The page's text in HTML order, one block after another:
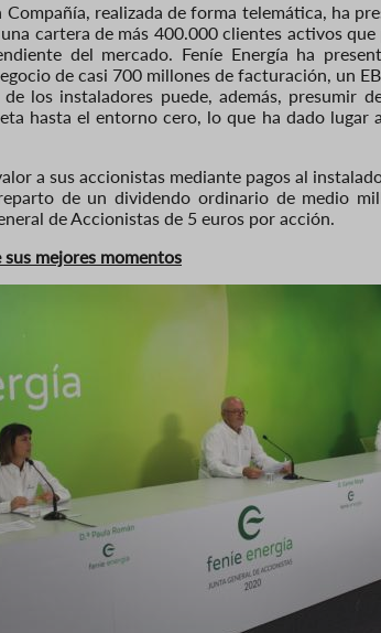
Compañía, realizada de forma telemática, ha
cartera de más 400.000 clientes activos que
del mercado. Feníe Energía ha
de casi 700 millones de facturación, un
los instaladores puede, además, presumir
hasta el entorno cero, lo que ha dado lugar
a sus accionistas mediante pagos al
de un dividendo ordinario de medio
de Accionistas de 5 euros por acción.
mejores momentos